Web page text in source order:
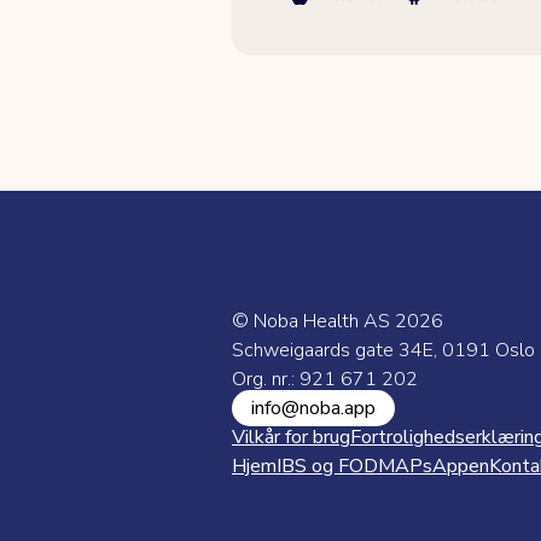
© Noba Health AS 2026
Schweigaards gate 34E, 0191 Oslo
Org. nr.: 921 671 202
info@noba.app
Vilkår for brug
HjemIBS og FODMAPsAppen